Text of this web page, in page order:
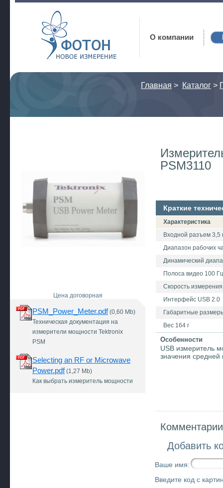
Фотон
О компании
Главная > Каталог >
Цена договорная
PSM_Power_Meter.pdf(0,60 Mb)
Техническая документация на
измерители мощности Tektronix
PSM
Selecting an RF or Microwave
Power.pdf(1,27 Mb)
Как выбрать измеритель мощности
PSM3110
Краткие
Характеристика
Входной разъем 3,5
Диапазон рабочих
Динамический
Полоса видео 100
Скорость
Интерфейс USB 2.0
Габаритные
Вес 164 г
Особенности
USB измеритель
значения
Добавить
Ваше имя:
Введите код с